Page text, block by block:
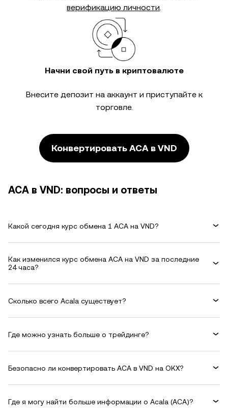
верификацию личности.
Начни свой путь в криптовалюте
Внесите депозит на аккаунт и приступайте к
торговле.
Конвертировать ACA в VND
ACA в VND: вопросы и ответы
Какой сегодня курс обмена 1 ACA на VND?
Как изменился курс обмена ACA на VND за последние
24 часа?
Сколько всего Acala существует?
Где можно узнать больше о трейдинге?
Безопасно ли конвертировать ACA в VND на OKX?
Где я могу найти больше информации о Acala (ACA)?